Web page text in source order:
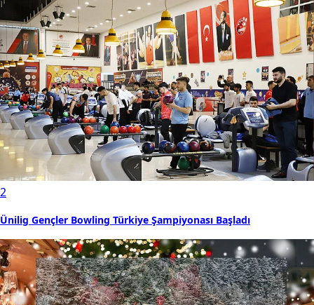
2
Ünilig Gençler Bowling Türkiye Şampiyonası Başladı